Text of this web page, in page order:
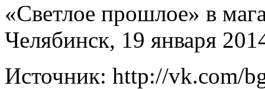
«Светлое прошлое» в
Челябинск, 19 января
Источник: http://vk.com/